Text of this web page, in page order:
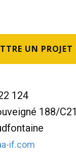
UN PROJET
124
188/C21
if.com